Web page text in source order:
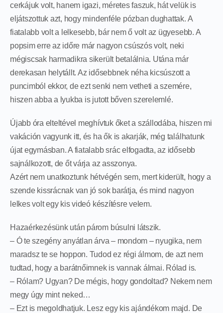
cerkájuk volt, hanem igazi, méretes faszuk, hát velük is
eljátszottuk azt, hogy mindenféle pózban dughattak. A
fiatalabb volt a lelkesebb, bár nem ő volt az ügyesebb. A
popsim erre az időre már nagyon csúszós volt, neki
mégiscsak harmadikra sikerült betalálnia. Utána már
derekasan helytállt. Az idősebbnek néha kicsúszott a
puncimból ekkor, de ezt senki nem vetheti a szemére,
hiszen abba a lyukba is jutott bőven szerelemlé.
Újabb óra elteltével meghívtuk őket a szállodába, hiszen mi
vakáción vagyunk itt, és ha ők is akarják, még találhatunk
újat egymásban. A fiatalabb srác elfogadta, az idősebb
sajnálkozott, de őt várja az asszonya.
Azért nem unatkoztunk hétvégén sem, mert kiderült, hogy a
szende kissrácnak van jó sok barátja, és mind nagyon
lelkes volt egy kis videó készítésre velem.
Hazaérkezésünk után párom búsulni látszik.
– Ó te szegény anyátlan árva – mondom – nyugika, nem
maradsz te se hoppon. Tudod ez régi álmom, de azt nem
tudtad, hogy a barátnőimnek is vannak álmai. Rólad is.
– Rólam? Ugyan? De mégis, hogy gondoltad? Nekem nem
megy úgy mint neked…
– Ezt is megoldhatjuk. Lesz egy kis ajándékom majd. De